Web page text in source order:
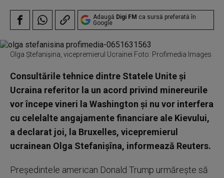
Adaugă Digi FM ca sursă preferată în
Google
Olga Ștefanișina, vicepremierul Ucrainei Foto: Profimedia Images
Consultările tehnice dintre Statele Unite și
Ucraina referitor la un acord privind minereurile
vor începe vineri la Washington și nu vor interfera
cu celelalte angajamente financiare ale Kievului,
a declarat joi, la Bruxelles, vicepremierul
ucrainean Olga Stefanișîna, informează Reuters.
Președintele american Donald Trump urmărește să